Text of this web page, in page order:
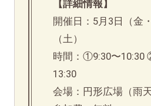
【詳細情報】
開催日：5月3日（金
（土）
時間：①9:30〜10:30
13:30
会場：円形広場（雨